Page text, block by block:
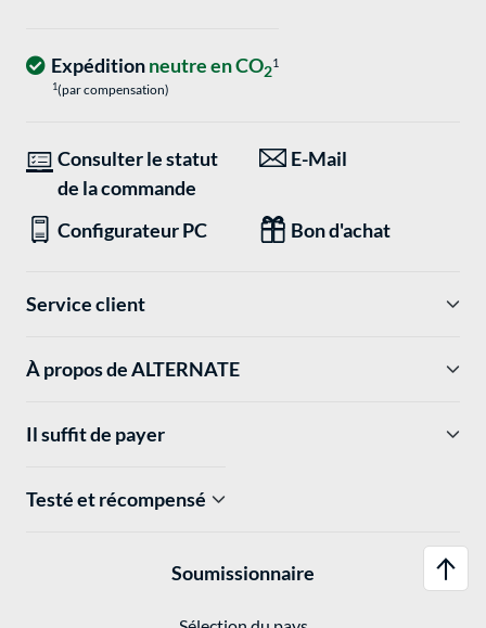
Expéditionneutre en CO21
1(par compensation)
Consulter le statut
de la commande
E-Mail
Configurateur PC Bon d'achat
Service client
À propos de ALTERNATE
Il suffit de payer
Testé et récompensé
Soumissionnaire